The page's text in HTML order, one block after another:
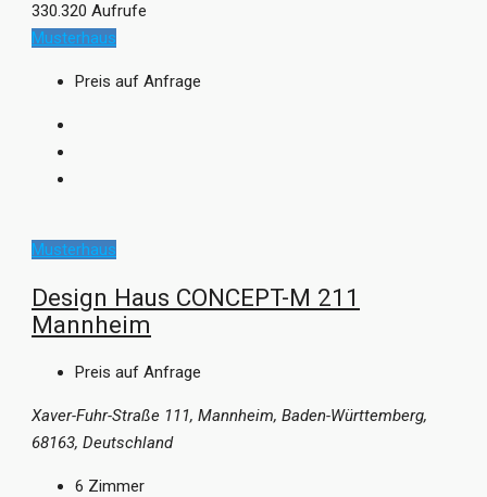
330.320 Aufrufe
Musterhaus
Preis auf Anfrage
Musterhaus
Design Haus CONCEPT-M 211
Mannheim
Preis auf Anfrage
Xaver-Fuhr-Straße 111, Mannheim, Baden-Württemberg,
68163, Deutschland
6 Zimmer